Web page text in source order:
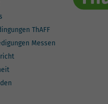
ThAFF
Messen